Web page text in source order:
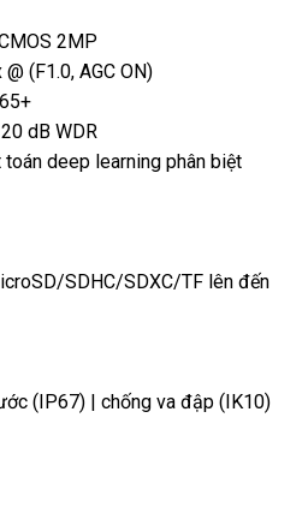
2MP
(F1.0, AGC ON)
dB WDR
deep learning phân biệt
SDHC/SDXC/TF lên đến
(IP67) | chống va đập (IK10)